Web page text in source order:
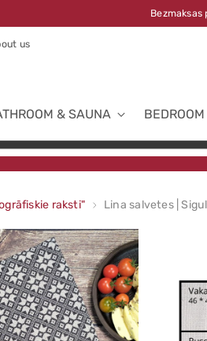
us
& SAUNA BEDROOM
raksti" Lina salvetes |